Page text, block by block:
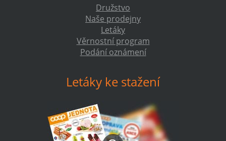
Družstvo
Naše prodejny
Letáky
Věrnostní program
Podání oznámení
Letáky ke stažení